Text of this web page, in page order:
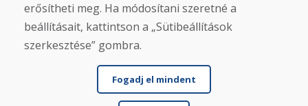
erősítheti meg. Ha módosítani szeretné a
beállításait, kattintson a „Sütibeállítások
szerkesztése” gombra.
Fogadj el mindent